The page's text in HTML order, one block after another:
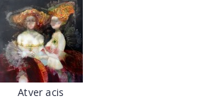
Atver acis